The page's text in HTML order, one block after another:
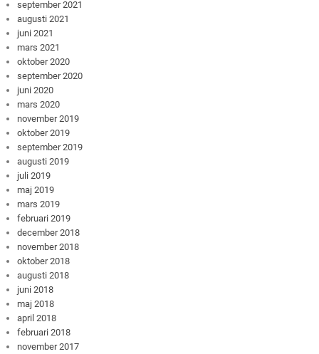
september 2021
augusti 2021
juni 2021
mars 2021
oktober 2020
september 2020
juni 2020
mars 2020
november 2019
oktober 2019
september 2019
augusti 2019
juli 2019
maj 2019
mars 2019
februari 2019
december 2018
november 2018
oktober 2018
augusti 2018
juni 2018
maj 2018
april 2018
februari 2018
november 2017